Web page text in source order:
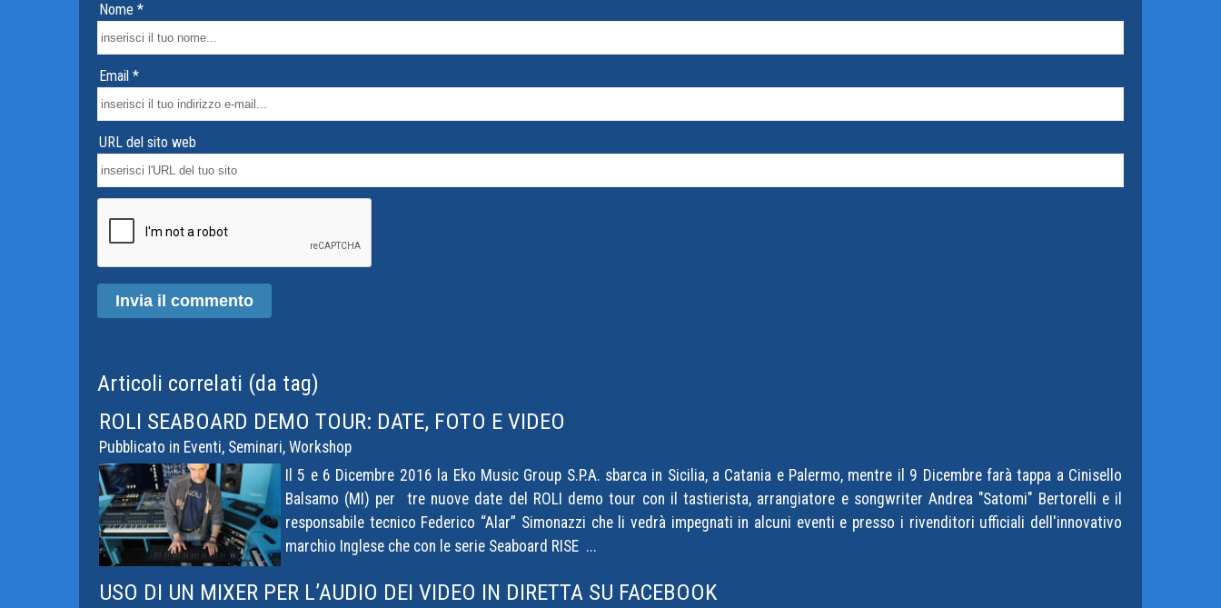
Nome *
Email *
URL del sito web
Articoli correlati (da tag)
ROLI SEABOARD DEMO TOUR: DATE, FOTO E VIDEO
Pubblicato in Eventi, Seminari, Workshop
Il 5 e 6 Dicembre 2016 la Eko Music Group S.P.A. sbarca in Sicilia, a Catania e Palermo, mentre il 9 Dicembre farà tappa a Cinisello
Balsamo (MI) per tre nuove date del ROLI demo tour con il tastierista, arrangiatore e songwriter Andrea "Satomi" Bertorelli e il
responsabile tecnico Federico “Alar” Simonazzi che li vedrà impegnati in alcuni eventi e presso i rivenditori ufficiali dell'innovativo
marchio Inglese che con le serie Seaboard RISE ...
USO DI UN MIXER PER L’AUDIO DEI VIDEO IN DIRETTA SU FACEBOOK